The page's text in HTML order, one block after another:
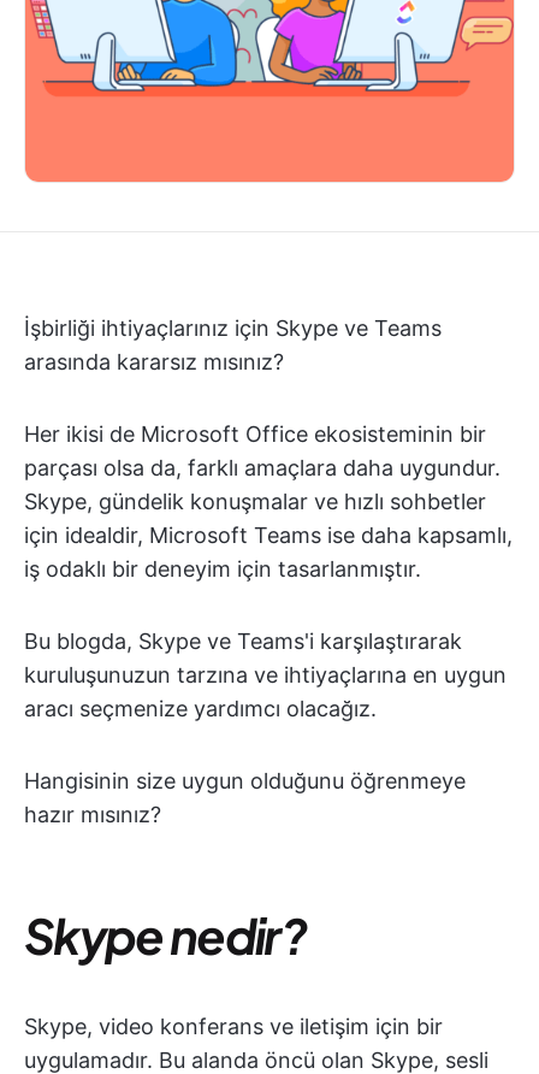
İşbirliği ihtiyaçlarınız için Skype ve Teams
arasında kararsız mısınız?
Her ikisi de Microsoft Office ekosisteminin bir
parçası olsa da, farklı amaçlara daha uygundur.
Skype, gündelik konuşmalar ve hızlı sohbetler
için idealdir, Microsoft Teams ise daha kapsamlı,
iş odaklı bir deneyim için tasarlanmıştır.
Bu blogda, Skype ve Teams'i karşılaştırarak
kuruluşunuzun tarzına ve ihtiyaçlarına en uygun
aracı seçmenize yardımcı olacağız.
Hangisinin size uygun olduğunu öğrenmeye
hazır mısınız?
Skype nedir?
Skype, video konferans ve iletişim için bir
uygulamadır. Bu alanda öncü olan Skype, sesli